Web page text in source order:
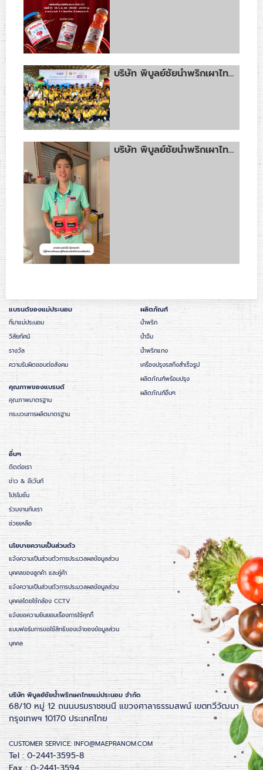
บริษัท พิบูลย์ชัยน้ำพริกเผาไทยแม่ประนอม จำกัด" ร่วมแบ่งปันความสุขและส่งต่อรอยยิ้มให้กับน้องๆ ผู้ด้อยโอกาสจากทั่วประเทศใน “โครงการแด่น้องผู้มีความหวัง ครั้งที่ 32
บริษัท พิบูลย์ชัยน้ำพริกเผาไทยแม่ประนอม ขอแสดงความภาคภูมิใจเป็นอย่างยิ่งที่ได้มีส่วนร่วมในการส่งเสริมและสนับสนุนนักกีฬาทีมชาติไทย ในการแข่งขันกีฬาโอลิมปิก ครั้งที่ 33 ณ กรุงปารีส สาธารณรัฐฝรั่งเศส
แบรนด์ของแม่ประนอม
ที่มาแม่ประนอม
วิสัยทัศน์
รางวัล
ความรับผิดชอบต่อสังคม
คุณภาพของแบรนด์
คุณภาพมาตรฐาน
กระบวนการผลิตมาตรฐาน
ผลิตภัณฑ์
น้ำพริก
น้ำจิ้ม
น้ำพริกแกง
เครื่องปรุงรสกึ่งสำเร็จรูป
ผลิตภัณฑ์พร้อมปรุง
ผลิตภัณฑ์อื่นๆ
อื่นๆ
ติดต่อเรา
ข่าว & อีเว้นท์
โปรโมชั่น
ร่วมงานกับเรา
ช่วยเหลือ
นโยบายความเป็นส่วนตัว
แจ้งความเป็นส่วนตัวการประมวลผลข้อมูลส่วน
บุคคลของลูกค้า และคู่ค้า
แจ้งความเป็นส่วนตัวการประมวลผลข้อมูลส่วน
บุคคลโดยใช้กล้อง CCTV
แจ้งขอความยินยอมเรื่องการใช้คุกกี้
แบบฟอร์มการขอใช้สิทธิของเจ้าของข้อมูลส่วน
บุคคล
บริษัท พิบูลย์ชัยน้ำพริกเผาไทยแม่ประนอม จำกัด
68/10 หมู่ 12 ถนนบรมราชชนนี แขวงศาลาธรรมสพน์ เขตทวีวัฒนา
กรุงเทพฯ 10170 ประเทศไทย
CUSTOMER SERVICE: INFO@MAEPRANOM.COM
Tel : 0-2441-3595-8